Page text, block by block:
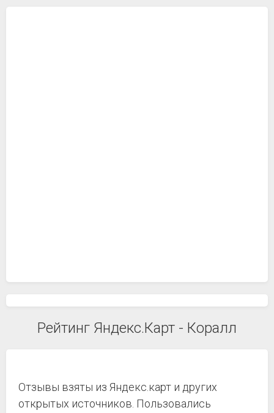
Рейтинг Яндекс.Карт - Коралл
Отзывы взяты из Яндекс.карт и других
открытых источников. Пользовались